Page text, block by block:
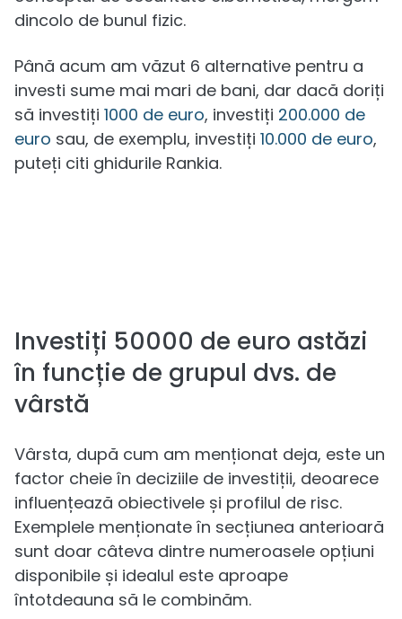
dincolo de bunul fizic.
Până acum am văzut 6 alternative pentru a
investi sume mai mari de bani, dar dacă doriți
să investiți 1000 de euro, investiți 200.000 de
euro sau, de exemplu, investiți 10.000 de euro,
puteți citi ghidurile Rankia.
Investiți 50000 de euro astăzi
în funcție de grupul dvs. de
vârstă
Vârsta, după cum am menționat deja, este un
factor cheie în deciziile de investiții, deoarece
influențează obiectivele și profilul de risc.
Exemplele menționate în secțiunea anterioară
sunt doar câteva dintre numeroasele opțiuni
disponibile și idealul este aproape
întotdeauna să le combinăm.